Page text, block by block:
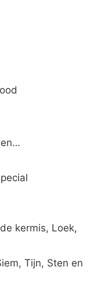
kermis, Loek,
Tijn, Sten en